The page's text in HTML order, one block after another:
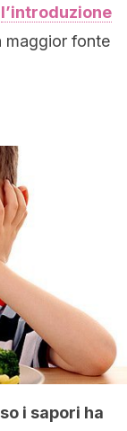
l’introduzione
maggior fonte
i sapori ha